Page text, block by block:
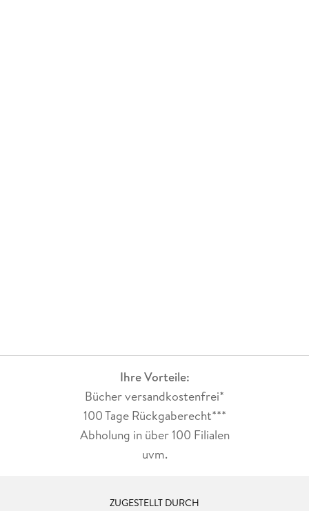
Ihre Vorteile:
Bücher versandkostenfrei*
100 Tage Rückgaberecht***
Abholung in über 100 Filialen
uvm.
ZUGESTELLT DURCH